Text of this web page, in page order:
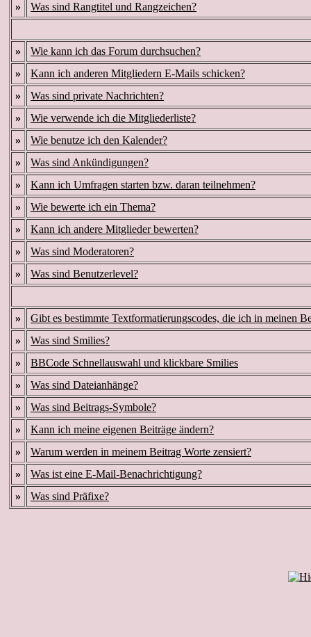
»
Was sind Rangtitel und Rangzeichen?
»
Wie kann ich das Forum durchsuchen?
»
Kann ich anderen Mitgliedern E-Mails schicken?
»
Was sind private Nachrichten?
»
Wie verwende ich die Mitgliederliste?
»
Wie benutze ich den Kalender?
»
Was sind Ankündigungen?
»
Kann ich Umfragen starten bzw. daran teilnehmen?
»
Wie bewerte ich ein Thema?
»
Kann ich andere Mitglieder bewerten?
»
Was sind Moderatoren?
»
Was sind Benutzerlevel?
»
Gibt es bestimmte Textformatierungscodes, die ich in meinen
»
Was sind Smilies?
»
BBCode Schnellauswahl und klickbare Smilies
»
Was sind Dateianhänge?
»
Was sind Beitrags-Symbole?
»
Kann ich meine eigenen Beiträge ändern?
»
Warum werden in meinem Beitrag Worte zensiert?
»
Was ist eine E-Mail-Benachrichtigung?
»
Was sind Präfixe?